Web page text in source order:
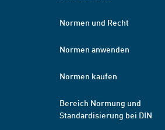
Normen und Recht
Normen anwenden
Normen kaufen
Bereich Normung und
Standardisierung bei DIN